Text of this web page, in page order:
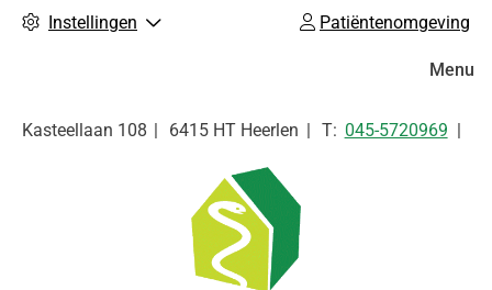
Instellingen Patiëntenomgeving
Kasteellaan 108 6415 HT Heerlen Tel:
045-5720969
Menu